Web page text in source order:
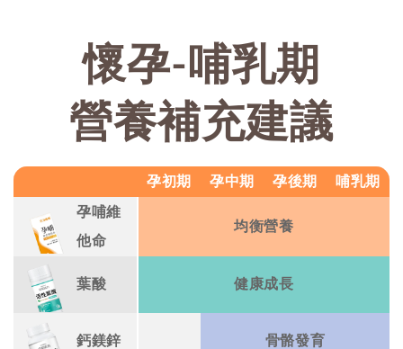
懷孕-哺乳期
營養補充建議
孕初期 孕中期 孕後期 哺乳期
孕哺維
他命
均衡營養
葉酸 健康成長
鈣鎂鋅 骨骼發育